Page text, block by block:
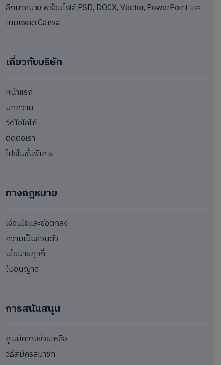
อีกมากมาย พร้อมไฟล์ PSD, DOCX, Vector, PowerPoint และ
เทมเพลต Canva
เกี่ยวกับบริษัท
หน้าแรก
บทความ
วีดีโอโลโก้
ติดต่อเรา
โปรโมชั่นพิเศษ
ทางกฎหมาย
เงื่อนไขและข้อตกลง
ความเป็นส่วนตัว
นโยบายคุกกี้
ใบอนุญาต
การสนันสนุน
ศูนย์ความช่วยเหลือ
วิธีสมัครสมาชิก